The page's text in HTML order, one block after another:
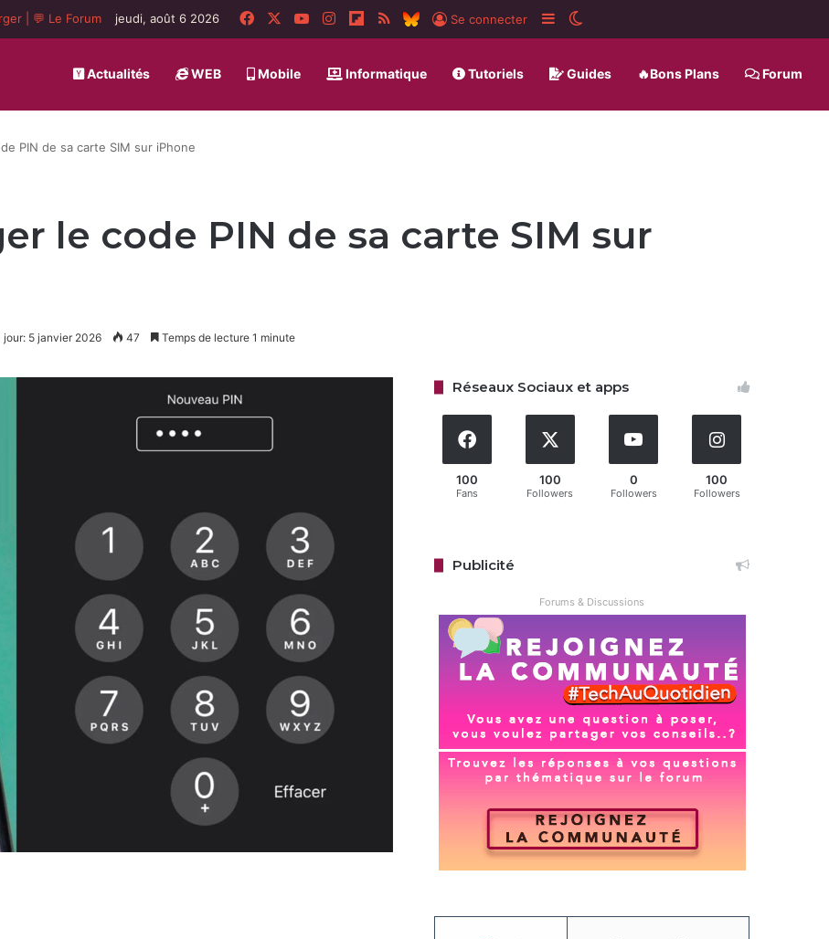
💬 Le Forum jeudi, août 6 2026 FacebookYouTubeInstagramFlipboard
RSS BlueSky
Se connecter Sidebar (barre latérale)
Actualités WEB Mobile Informatique Tutoriels Guides 🔥Bons Plans Forum
PIN de sa carte SIM sur iPhone
le code PIN de sa carte SIM sur
jour: 5 janvier 2026 47 Temps de lecture 1 minute
Réseaux Sociaux et apps
100
Fans
100
Followers
0
Followers
100
Followers
Publicité
Forums & Discussions